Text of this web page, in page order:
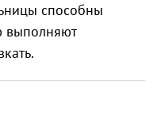
способны
выполняют